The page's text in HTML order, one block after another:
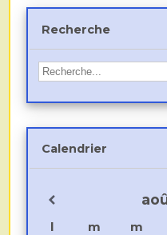
Recherche
Calendrier
l m m